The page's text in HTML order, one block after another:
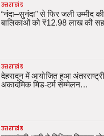
उत्तराखंड
“नंदा–सुनंदा” से फिर जली उम्मीद
बालिकाओं को ₹12.98 लाख की
उत्तराखंड
देहरादून में आयोजित हुआ
अकादमिक मिड-टर्म सम्मेलन…
उत्तराखंड